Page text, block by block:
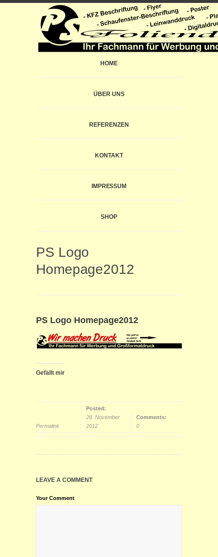
HOME
ÜBER UNS
REFERENZEN
KONTAKT
IMPRESSUM
SHOP
PS Logo
Homepage2012
PS Logo Homepage2012
Gefällt mir
Permalink
Posted:
28. November
2012
Comments:
0
LEAVE A COMMENT
Your Comment